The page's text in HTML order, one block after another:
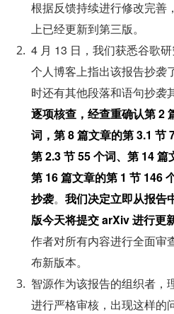
根据反馈持续进行修改完善
上已经更新到第三版。
4 月 13 日，我们获悉谷歌
个人博客上指出该报告抄袭
时还有其他段落和语句抄袭
逐项核查，经查重确认第 2
词，第 8 篇文章的第 3.1 节
第 2.3 节 55 个词、第 14 篇
第 16 篇文章的第 1 节 146
抄袭。 我们决定立即从报告
版今天将提交 arXiv 进行更
作者对所有内容进行全面审
布新版本。
智源作为该报告的组织者，
进行严格审核，出现这样的